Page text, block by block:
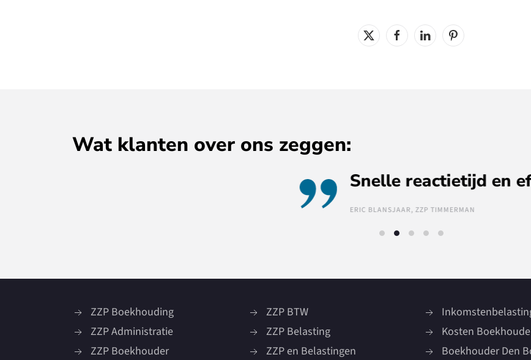
Wat klanten over ons zeggen:
Snelle reactietijd en efficiënt werken via
ZZP Boekhouding
ZZP Administratie
ZZP Boekhouder
ZZP BTW
ZZP Belasting
ZZP en Belastingen
Kosten
Boekhouder Den